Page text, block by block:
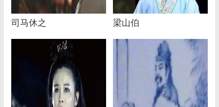
司马休之 梁山伯